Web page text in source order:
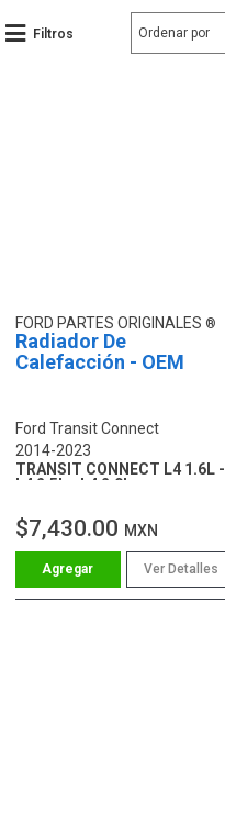
Filtros
FORD PARTES ORIGINALES
Radiador De
Calefacción - OEM
Ford Transit Connect
2014-2023
TRANSIT CONNECT L4 1.6L -
L4 2.5L - L4 2.0L
$7,430.00 MXN
Ver Detalles